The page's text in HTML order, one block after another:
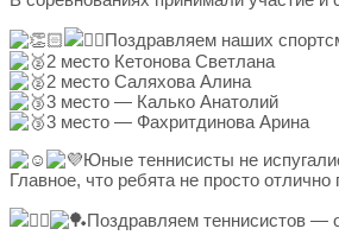
Поздравляем наших
2 место Кетонова Светлана
2 место Саляхова Алина
3 место — Калько Анатолий
3 место — Фахритдинова Арина
Юные теннисисты не
Главное, что ребята не просто
Поздравляем теннисистов —